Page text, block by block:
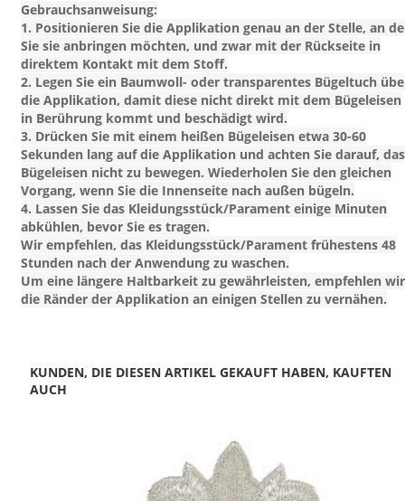
Gebrauchsanweisung:
1. Positionieren Sie die Applikation genau an der Stelle, an
Sie sie anbringen möchten, und zwar mit der Rückseite in
direktem Kontakt mit dem Stoff.
2. Legen Sie ein Baumwoll- oder transparentes Bügeltuch
die Applikation, damit diese nicht direkt mit dem Bügeleisen
in Berührung kommt und beschädigt wird.
3. Drücken Sie mit einem heißen Bügeleisen etwa 30-60
Sekunden lang auf die Applikation und achten Sie darauf, das
Bügeleisen nicht zu bewegen. Wiederholen Sie den gleichen
Vorgang, wenn Sie die Innenseite nach außen bügeln.
4. Lassen Sie das Kleidungsstück/Parament einige Minuten
abkühlen, bevor Sie es tragen.
Wir empfehlen, das Kleidungsstück/Parament frühestens 48
Stunden nach der Anwendung zu waschen.
Um eine längere Haltbarkeit zu gewährleisten, empfehlen
die Ränder der Applikation an einigen Stellen zu vernähen.
KUNDEN, DIE DIESEN ARTIKEL GEKAUFT HABEN, KAUFTEN
AUCH